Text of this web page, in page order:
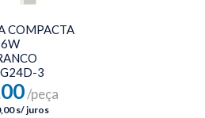
COMPACTA
3
/peça
s/ juros